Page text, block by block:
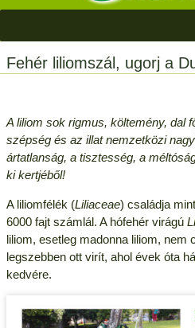
Fehér liliomszál, ugorj a
A liliom sok rigmus, költemény, dal
szépség és az illat nemzetközi
ártatlanság, a tisztesség, a
ki kertjéből!
A liliomfélék (Liliaceae) családja
6000 fajt számlál. A hófehér virágú
liliom, esetleg madonna liliom, nem
legszebben ott virít, ahol évek óta
kedvére.